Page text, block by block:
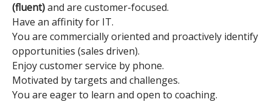
(fluent)and are customer-focused.
Have an affinity for IT.
You are commercially oriented and proactively identify
opportunities (sales driven).
Enjoy customer service by phone.
Motivated by targets and challenges.
You are eager to learn and open to coaching.